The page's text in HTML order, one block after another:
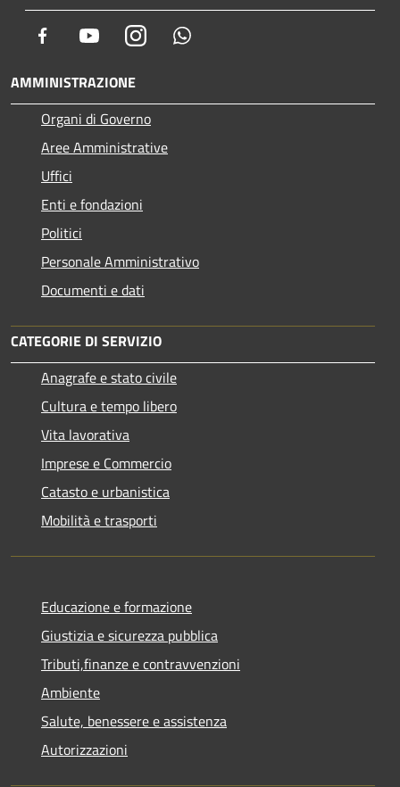
Facebook YoutubeInstagram
AMMINISTRAZIONE
Organi di Governo
Aree Amministrative
Uffici
Enti e fondazioni
Politici
Personale Amministrativo
Documenti e dati
CATEGORIE DI SERVIZIO
Anagrafe e stato civile
Cultura e tempo libero
Vita lavorativa
Imprese e Commercio
Catasto e urbanistica
Mobilità e trasporti
Educazione e formazione
Giustizia e sicurezza pubblica
Tributi,finanze e contravvenzioni
Ambiente
Salute, benessere e assistenza
Autorizzazioni